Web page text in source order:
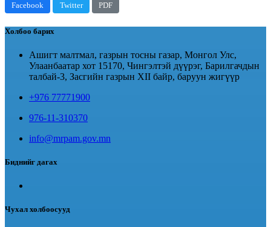
Facebook Twitter PDF
Холбоо барих
Ашигт малтмал, газрын тосны газар, Монгол Улс,
Улаанбаатар хот 15170, Чингэлтэй дүүрэг, Барилгачдын
талбай-3, Засгийн газрын XII байр, баруун жигүүр
+976 77771900
976-11-310370
info@mrpam.gov.mn
Биднийг дагах
Чухал холбоосууд